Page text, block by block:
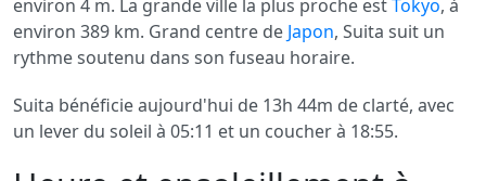
environ 4 m. La grande ville la plus proche estTokyo, à
environ 389 km. Grand centre de Japon, Suita suit un
rythme soutenu dans son fuseau horaire.
Suita bénéficie aujourd'hui de 13h 44m de clarté, avec
un lever du soleil à 05:11 et un coucher à 18:55.